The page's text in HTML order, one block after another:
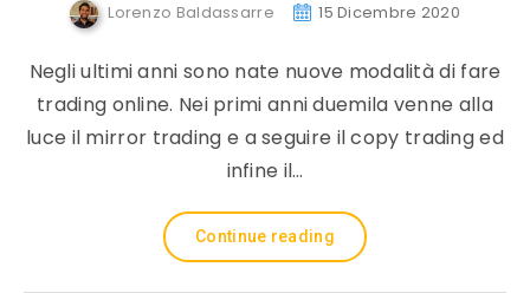
Lorenzo Baldassarre 15 Dicembre 2020
Negli ultimi anni sono nate nuove modalità di fare
trading online. Nei primi anni duemila venne alla
luce il mirror trading e a seguire il copy trading ed
infine il…
Continue reading